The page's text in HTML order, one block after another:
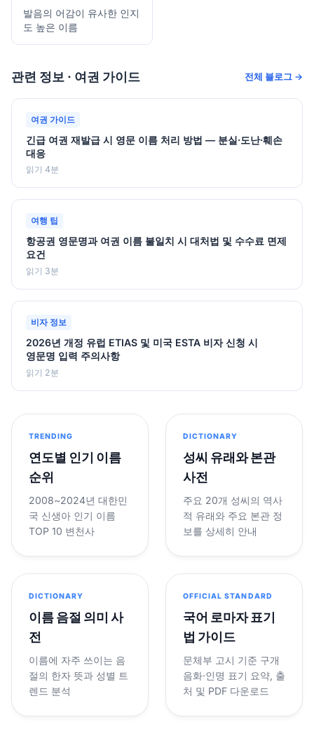
발음의 어감이 유사한 인지
도 높은 이름
관련 정보 · 여권 가이드 전체 블로그 →
여권 가이드
긴급 여권 재발급 시 영문 이름 처리 방법 — 분실·도난·훼손
대응
읽기 4분
여행 팁
항공권 영문명과 여권 이름 불일치 시 대처법 및 수수료 면제
요건
읽기 3분
비자 정보
2026년 개정 유럽 ETIAS 및 미국 ESTA 비자 신청 시
영문명 입력 주의사항
읽기 2분
TRENDING
연도별 인기 이름
순위
2008~2024년 대한민
국 신생아 인기 이름
TOP 10 변천사
DICTIONARY
성씨 유래와 본관
사전
주요 20개 성씨의 역사
적 유래와 주요 본관 정
보를 상세히 안내
DICTIONARY
이름 음절 의미 사
전
이름에 자주 쓰이는 음
절의 한자 뜻과 성별 트
렌드 분석
OFFICIAL STANDARD
국어 로마자 표기
법 가이드
문체부 고시 기준 구개
음화·인명 표기 요약, 출
처 및 PDF 다운로드